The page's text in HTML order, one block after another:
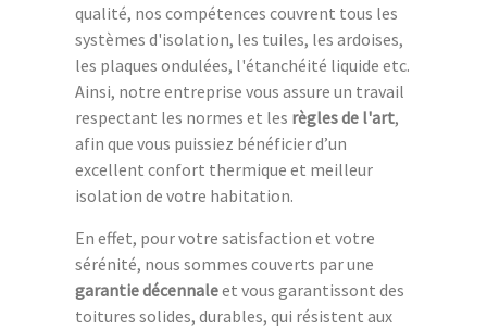
qualité, nos compétences couvrent tous les
systèmes d'isolation, les tuiles, les ardoises,
les plaques ondulées, l'étanchéité liquide etc.
Ainsi, notre entreprise vous assure un travail
respectant les normes et les règles de l'art,
afin que vous puissiez bénéficier d’un
excellent confort thermique et meilleur
isolation de votre habitation.
En effet, pour votre satisfaction et votre
sérénité, nous sommes couverts par une
garantie décennaleet vous garantissont des
toitures solides, durables, qui résistent aux